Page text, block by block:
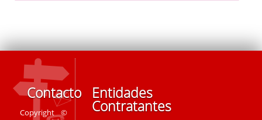
Contacto
Copyright ©
Entidades
Contratantes